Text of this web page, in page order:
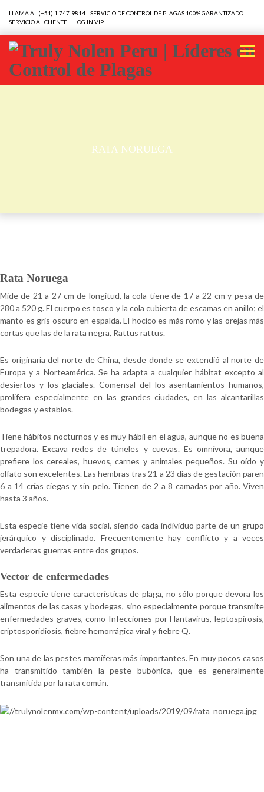
LLAMA AL (+51) 1 747-9814 SERVICIO DE CONTROL DE PLAGAS 100% GARANTIZADO
SERVICIO AL CLIENTE
LOG IN VIP
RATA NORUEGA
Rata Noruega
Mide de 21 a 27 cm de longitud, la cola tiene de 17 a 22 cm y pesa de
280 a 520 g. El cuerpo es tosco y la cola cubierta de escamas en anillo; el
manto es gris oscuro en espalda. El hocico es más romo y las orejas más
cortas que las de la rata negra, Rattus rattus.
Es originaria del norte de China, desde donde se extendió al norte de
Europa y a Norteamérica. Se ha adapta a cualquier hábitat excepto al
desiertos y los glaciales. Comensal del los asentamientos humanos,
prolifera especialmente en las grandes ciudades, en las alcantarillas
bodegas y establos.
Tiene hábitos nocturnos y es muy hábil en el agua, aunque no es buena
trepadora. Excava redes de túneles y cuevas. Es omnívora, aunque
prefiere los cereales, huevos, carnes y animales pequeños. Su oído y
olfato son excelentes. Las hembras tras 21 a 23 días de gestación paren
6 a 14 crías ciegas y sin pelo. Tienen de 2 a 8 camadas por año. Viven
hasta 3 años.
Esta especie tiene vida social, siendo cada individuo parte de un grupo
jerárquico y disciplinado. Frecuentemente hay conflicto y a veces
verdaderas guerras entre dos grupos.
Vector de enfermedades
Esta especie tiene características de plaga, no sólo porque devora los
alimentos de las casas y bodegas, sino especialmente porque transmite
enfermedades graves, como Infecciones por Hantavirus, leptospirosis,
criptosporidiosis, fiebre hemorrágica viral y fiebre Q.
Son una de las pestes mamíferas más importantes. En muy pocos casos
ha transmitido también la peste bubónica, que es generalmente
transmitida por la rata común.